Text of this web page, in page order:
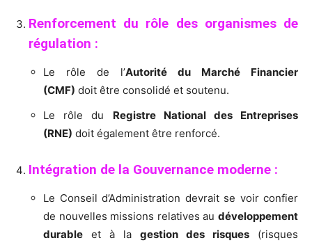
Renforcement du rôle des organismes de
régulation :
Le rôle de l’Autorité du Marché Financier
(CMF) doit être consolidé et soutenu.
Le rôle du Registre National des Entreprises
(RNE) doit également être renforcé.
Intégration de la Gouvernance moderne :
Le Conseil d’Administration devrait se voir confier
de nouvelles missions relatives au développement
durable et à la gestion des risques (risques